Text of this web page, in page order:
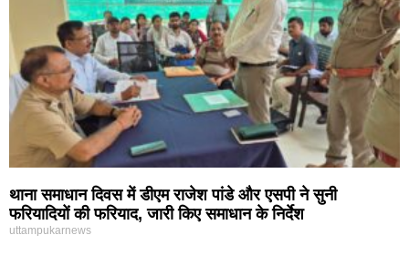
थाना समाधान दिवस में डीएम राजेश पांडे और एसपी ने सुनी
फरियादियों की फरियाद, जारी किए समाधान के निर्देश
uttampukarnews